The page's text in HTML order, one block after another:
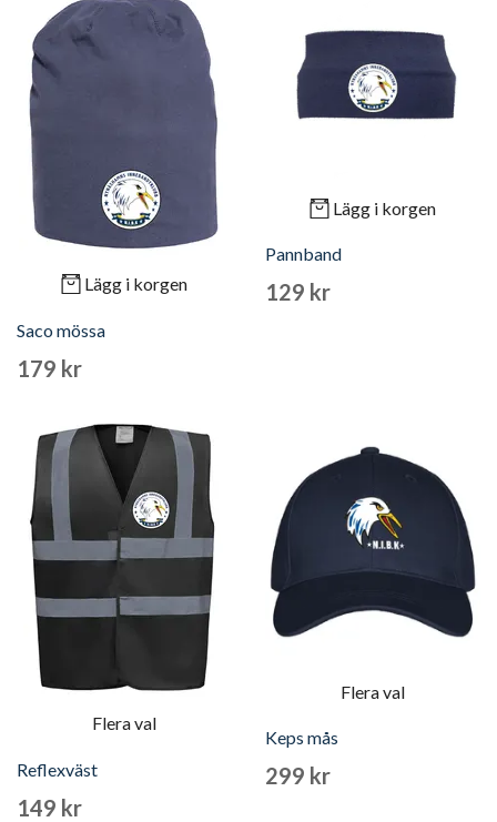
Lägg i korgen
Saco mössa
179 kr
Lägg i korgen
Pannband
129 kr
Flera val
Reflexväst
149 kr
Flera val
Keps mås
299 kr